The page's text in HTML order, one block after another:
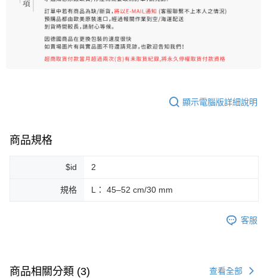
每筆NT$250，滿NT$3,000(含以上)免運費
付款後門市自取
顯示電腦版詳細說明
商品規格
$id 2
規格 L： 45–52 cm/30 mm
客服
商品相關分類 (3) 查看全部